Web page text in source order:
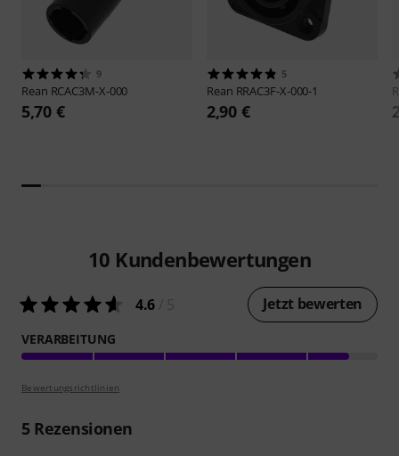
9
Rean RCAC3M-X-000
5,70 €
5
Rean RRAC3F-X-000-1
2,90 €
10 Kundenbewertungen
4.6 Jetzt bewerten
VERARBEITUNG
Bewertungsrichtlinien
5Rezensionen